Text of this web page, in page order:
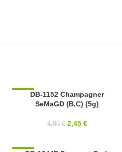
DB-1152 Champagner
SeMaGD (B,C) (5g)
4,90€ 2,45 €